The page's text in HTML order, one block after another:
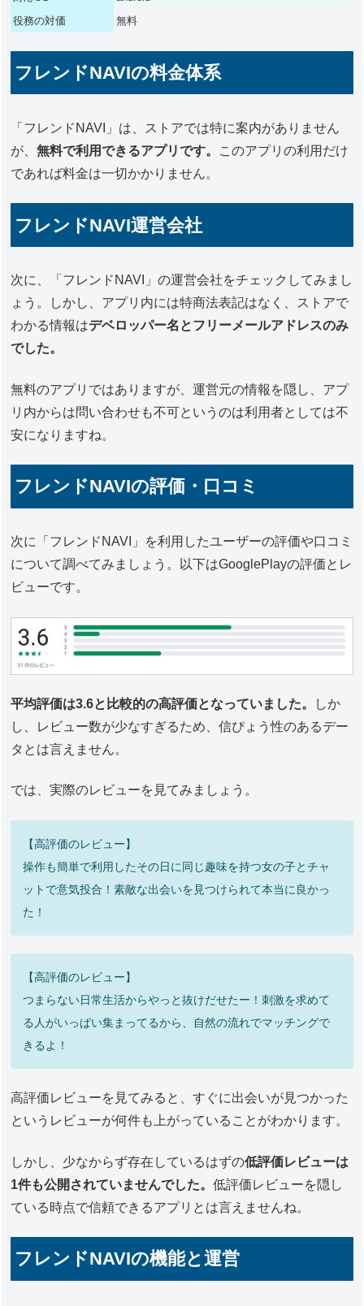
役務の対価
無料
フレンドNAVIの料金体系
「フレンドNAVI」は、ストアでは特に案内がありません
が、無料で利用できるアプリです。
このアプリの利用だけ
であれば料金は一切かかりません。
フレンドNAVI運営会社
次に、「フレンドNAVI」の運営会社をチェックしてみまし
ょう。しかし、アプリ内には特商法表記はなく、ストアで
わかる情報はデベロッパー名とフリーメールアドレスのみ
でした。
無料のアプリではありますが、運営元の情報を隠し、アプ
リ内からは問い合わせも不可というのは利用者としては不
安になりますね。
フレンドNAVIの評価・口コミ
次に「フレンドNAVI」を利用したユーザーの評価や口コミ
について調べてみましょう。以下はGooglePlayの評価とレ
ビューです。
平均評価は3.6と比較的の高評価となっていました。
しか
し、レビュー数が少なすぎるため、信ぴょう性のあるデー
タとは言えません。
では、実際のレビューを見てみましょう。
【高評価のレビュー】
操作も簡単で利用したその日に同じ趣味を持つ女の子とチャ
ットで意気投合！素敵な出会いを見つけられて本当に良かっ
た！
【高評価のレビュー】
つまらない日常生活からやっと抜けだせたー！刺激を求めて
る人がいっぱい集まってるから、自然の流れでマッチングで
きるよ！
高評価レビューを見てみると、すぐに出会いが見つかった
というレビューが何件も上がっていることがわかります。
しかし、少なからず存在しているはずの低評価レビューは
1件も公開されていませんでした。低評価レビューを隠し
ている時点で信頼できるアプリとは言えませんね。
フレンドNAVIの機能と運営